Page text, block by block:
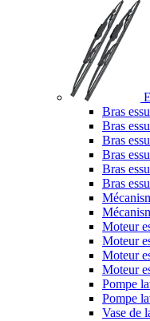
Bras
Bras
Bras
Bras
Bras
Bras
Moteur
Moteur
Moteur
Moteur
Pompe
Pompe
Vase de